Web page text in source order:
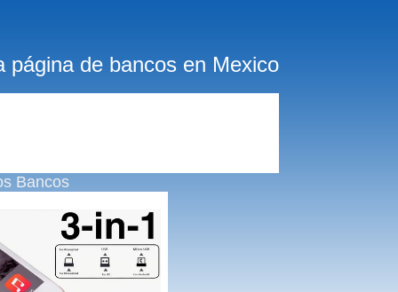
página de bancos en Mexico
Bancos